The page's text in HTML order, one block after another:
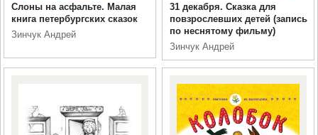
Слоны на асфальте. Малая
книга петербургских сказок
Зинчук Андрей
31 декабря. Сказка для
повзрослевших детей (запись
по неснятому фильму)
Зинчук Андрей